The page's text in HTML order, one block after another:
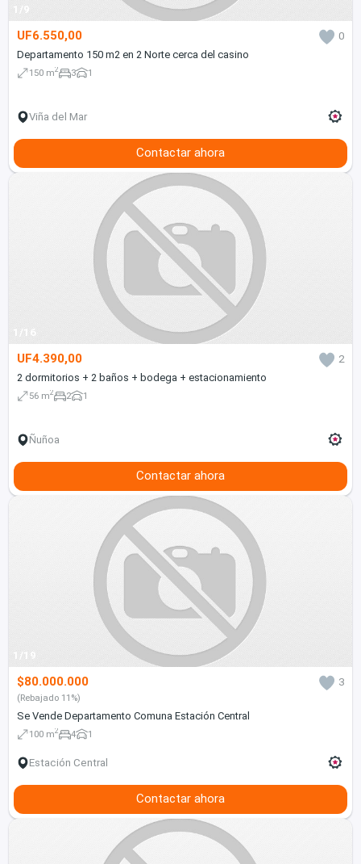
1/9
UF6.550,00
0
Departamento 150 m2 en 2 Norte cerca del casino
150 m2 3 1
Viña del Mar
Contactar ahora
1/16
UF4.390,00
2
2 dormitorios + 2 baños + bodega + estacionamiento
56 m2 2 1
Ñuñoa
Contactar ahora
1/19
$80.000.000 3
(Rebajado 11%)
Se Vende Departamento Comuna Estación Central
100 m2 4 1
Estación Central
Contactar ahora